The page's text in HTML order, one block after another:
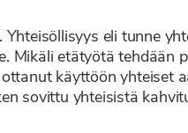
eli tunne
Mikäli etätyötä tehdään
käyttöön yhteiset
sovittu yhteisistä